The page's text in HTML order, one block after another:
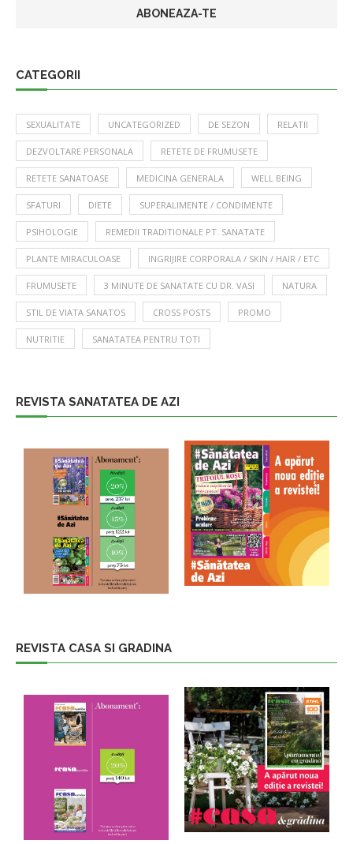
CATEGORII
SEXUALITATE UNCATEGORIZED DE SEZON RELATII
DEZVOLTARE PERSONALA RETETE DE FRUMUSETE
RETETE SANATOASE MEDICINA GENERALA WELL BEING
SFATURI DIETE SUPERALIMENTE / CONDIMENTE
PSIHOLOGIE REMEDII TRADITIONALE PT. SANATATE
PLANTE MIRACULOASE INGRIJIRE CORPORALA / SKIN / HAIR / ETC
FRUMUSETE 3 MINUTE DE SANATATE CU DR. VASI NATURA
STIL DE VIATA SANATOS CROSS POSTS PROMO
NUTRITIE SANATATEA PENTRU TOTI
REVISTA SANATATEA DE AZI
REVISTA CASA SI GRADINA